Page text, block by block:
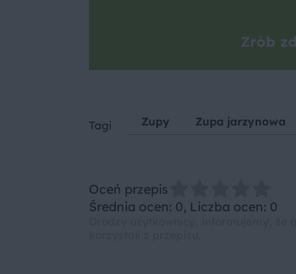
Zrób
Tagi Zupy Zupa jarzynowa
Oceń przepis
Średnia ocen: 0, Liczba ocen: 0